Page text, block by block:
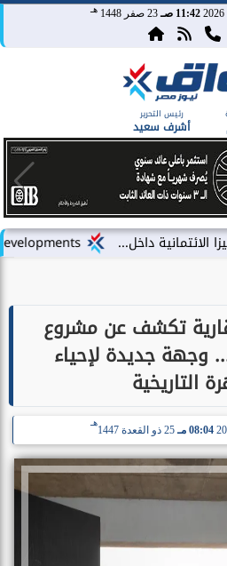
11:42 صـ 23 صفر 1448 هـ
رئيس التحرير
أشرف سعيد
LARZ Developments تطلق رؤيتها الجديدة لتقديم مفهوم متكامل للتطوير العقاري في مصر
تكشف عن مشروع
... وجهة جديدة لإحياء
التاريخية
08:04 مـ 25 ذو القعدة 1447
هـ